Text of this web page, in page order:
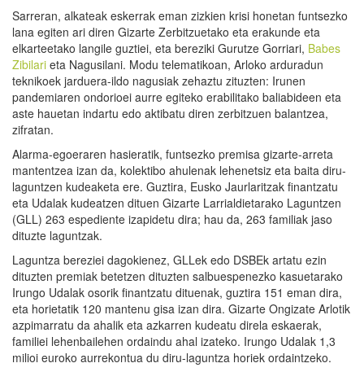
Sarreran, alkateak eskerrak eman zizkien krisi honetan funtsezko
lana egiten ari diren Gizarte Zerbitzuetako eta erakunde eta
elkarteetako langile guztiei, eta bereziki Gurutze Gorriari, Babes
Zibilari eta Nagusilani. Modu telematikoan, Arloko arduradun
teknikoek jarduera-ildo nagusiak zehaztu zituzten: Irunen
pandemiaren ondorioei aurre egiteko erabilitako baliabideen eta
aste hauetan indartu edo aktibatu diren zerbitzuen balantzea,
zifratan.
Alarma-egoeraren hasieratik, funtsezko premisa gizarte-arreta
mantentzea izan da, kolektibo ahulenak lehenetsiz eta baita diru-
laguntzen kudeaketa ere. Guztira, Eusko Jaurlaritzak finantzatu
eta Udalak kudeatzen dituen Gizarte Larrialdietarako Laguntzen
(GLL) 263 espediente izapidetu dira; hau da, 263 familiak jaso
dituzte laguntzak.
Laguntza bereziei dagokienez, GLLek edo DSBEk artatu ezin
dituzten premiak betetzen dituzten salbuespenezko kasuetarako
Irungo Udalak osorik finantzatu dituenak, guztira 151 eman dira,
eta horietatik 120 mantenu gisa izan dira. Gizarte Ongizate Arlotik
azpimarratu da ahalik eta azkarren kudeatu direla eskaerak,
familiei lehenbailehen ordaindu ahal izateko. Irungo Udalak 1,3
milioi euroko aurrekontua du diru-laguntza horiek ordaintzeko.